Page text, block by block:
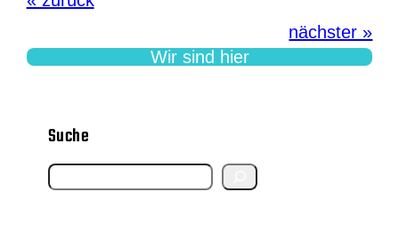
nächster »
Wir sind hier
Suche